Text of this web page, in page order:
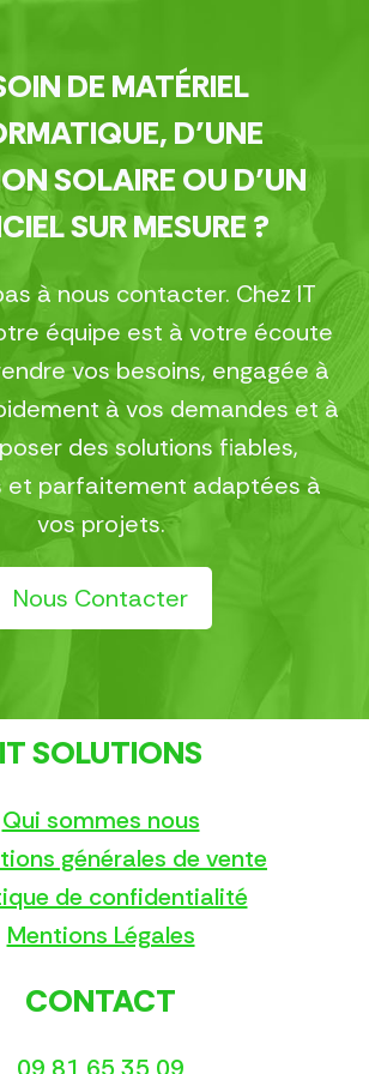
DE MATÉRIEL
D’UNE
SOLAIRE OU D’UN
SUR MESURE ?
à nous contacter. Chez IT
équipe est à votre écoute
vos besoins, engagée à
à vos demandes et à
des solutions fiables,
et parfaitement adaptées à
vos projets.
Nous Contacter
IT SOLUTIONS
Qui sommes nous
générales de vente
de confidentialité
Mentions Légales
CONTACT